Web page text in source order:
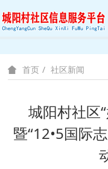
首页 社区新闻
城阳村社区
暨“12•5国际